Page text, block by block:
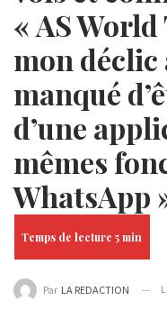
« AS World
mon déclic
manqué
d’une
mêmes
WhatsApp
Par LA REDACTION